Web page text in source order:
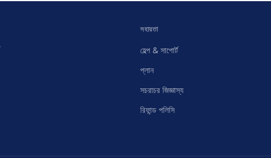
সহায়তা
হেল্প & সাপোর্ট
প্লান
সচরাচর জিজ্ঞাস্য
রিফান্ড পলিসি